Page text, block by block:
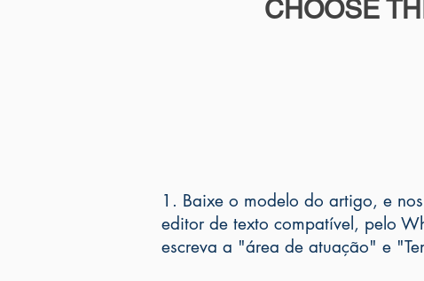
CHOOSE
1. Baixe o modelo do artigo, e
editor de texto compatível, pelo
escreva a "área de atuação" e